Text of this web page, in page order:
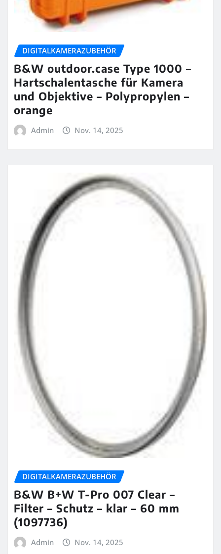
DIGITALKAMERAZUBEHÖR
B&W outdoor.case Type 1000 –
Hartschalentasche für Kamera
und Objektive – Polypropylen –
orange
Admin Nov. 14, 2025
DIGITALKAMERAZUBEHÖR
B&W B+W T-Pro 007 Clear –
Filter – Schutz – klar – 60 mm
(1097736)
Admin Nov. 14, 2025